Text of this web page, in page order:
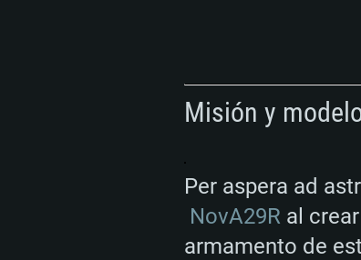
Misión y
Per aspera ad
NovA29R al
armamento de